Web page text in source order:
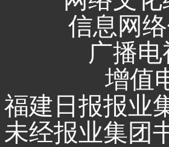
信息网
广播
增值
福建日报报业
未经报业集团